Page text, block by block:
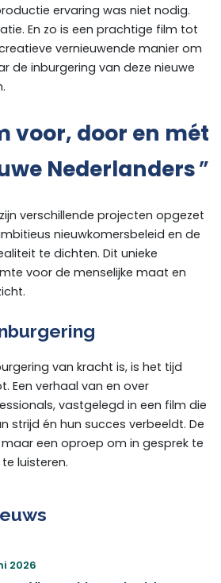
ervaring was niet nodig.
En zo is een prachtige film tot
vernieuwende manier om
de inburgering van deze nieuwe
voor, door en mét
Nederlanders
verschillende projecten opgezet
nieuwkomersbeleid en de
te dichten. Dit unieke
voor de menselijke maat en
van kracht is, is het tijd
Een verhaal van en over
vastgelegd in een film die
strijd én hun succes verbeeldt. De
een oproep om in gesprek te
luisteren.
2026